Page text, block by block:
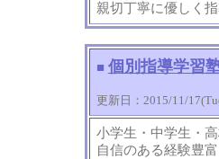
親切丁寧に優しく
■ 個別指導学習
更新日：2015/11/
小学生・中学生・
自信のある経験豊